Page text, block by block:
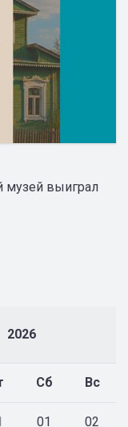
музей выиграл
2026
Сб Вс
01 02